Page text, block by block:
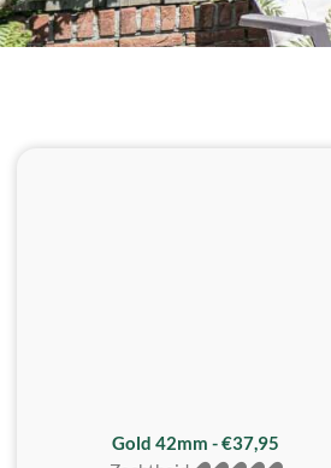
Gold 42mm - €37,95